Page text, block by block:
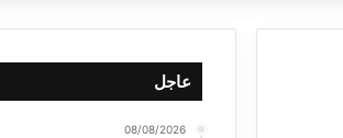
عاجل
08/08/2026